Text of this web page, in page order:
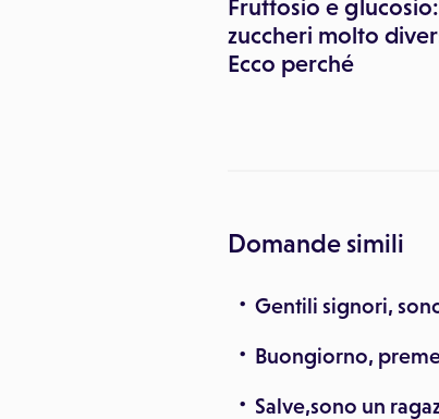
Fruttosio e glucosio:
zuccheri molto
Ecco perché
Domande simili
Gentili signori,
Buongiorno,
Salve,sono un